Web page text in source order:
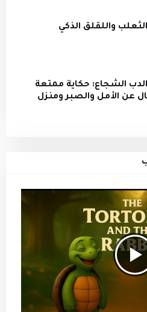
واللقلق الذكي
الشجاع: حكاية ممتعة
عن الأمل والصبر ومنزل